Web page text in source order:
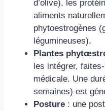
d’olive), les
aliments
phytoestrogènes
légumineuses).
Plantes
les intégrer,
médicale. Une
semaines) est
Posture : une